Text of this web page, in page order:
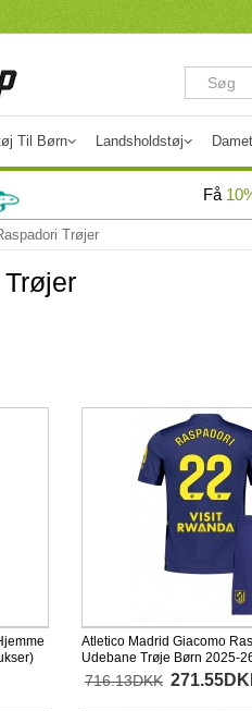
Til Børn Landsholdstøj
Få
Trøjer
Atletico Madrid Giacomo
Udebane Trøje Børn 2025-
bukser)
716.13DKK